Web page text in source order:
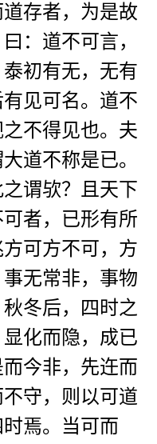
存者，为是故
：道不可言，
初有无，无有
见可名。道不
不得见也。夫
道不称是已。
谓欤？且天下
者，已形有所
可方不可，方
无常非，事物
冬后，四时之
化而隐，成已
今非，先迕而
守，则以可道
焉。当可而